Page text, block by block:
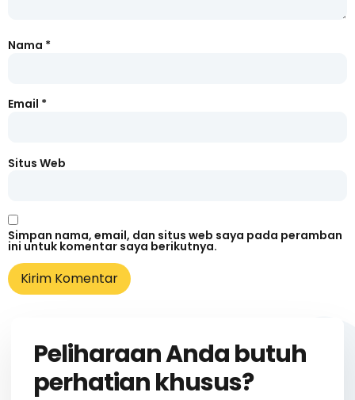
Nama *
Email *
Situs Web
Simpan nama, email, dan situs web saya pada peramban
ini untuk komentar saya berikutnya.
Peliharaan Anda butuh
perhatian khusus?